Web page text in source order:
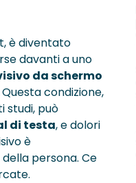
è diventato
davanti a uno
da schermo
condizione,
studi, può
di testa, e dolori
è
persona. Ce